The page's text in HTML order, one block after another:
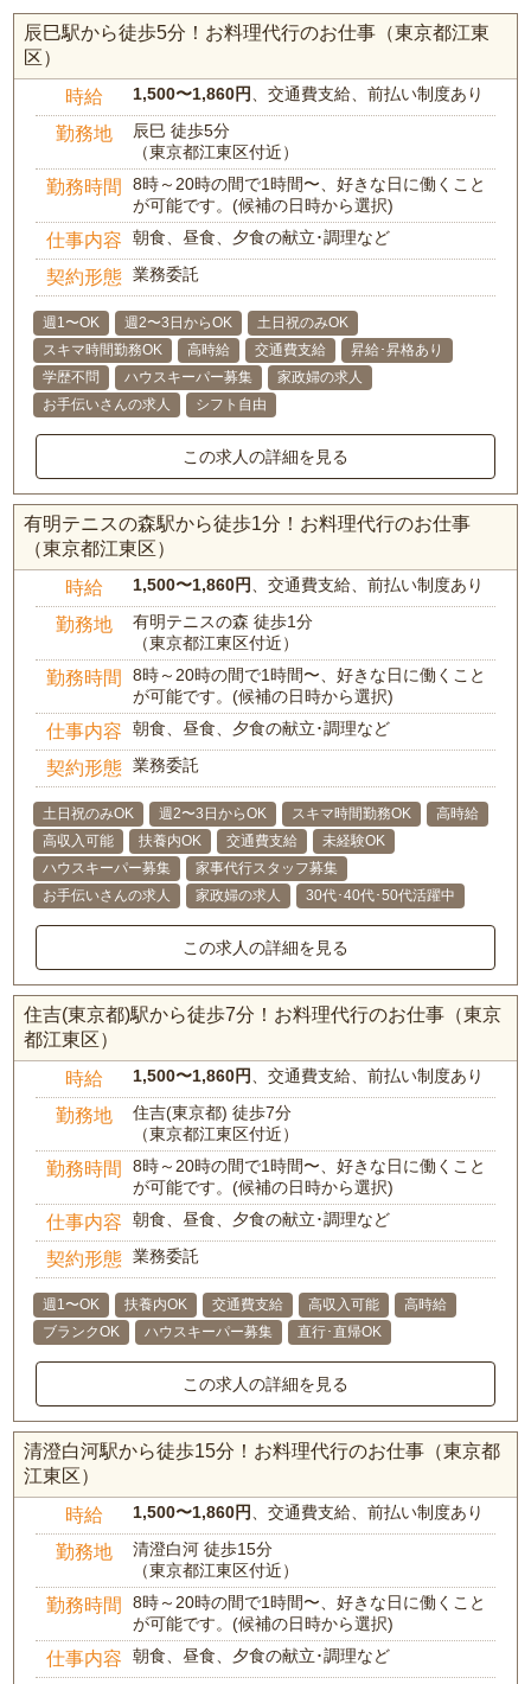
辰巳駅から徒歩5分！お料理代行のお仕事（東京都江東
区）
時給 1,500〜1,860円 、交通費支給、前払い制度あり
勤務地
辰巳 徒歩5分
（東京都江東区付近）
勤務時間
8時～20時の間で1時間〜、好きな日に働くこと
が可能です。(候補の日時から選択)
仕事内容 朝食、昼食、夕食の献立･調理など
契約形態 業務委託
週1〜OK 週2〜3日からOK
土日祝のみOK
スキマ時間勤務OK
高時給 交通費支給
昇給･昇格あり
学歴不問
ハウスキーパー募集
家政婦の求人
お手伝いさんの求人
シフト自由
この求人の詳細を見る
有明テニスの森駅から徒歩1分！お料理代行のお仕事
（東京都江東区）
時給 1,500〜1,860円 、交通費支給、前払い制度あり
勤務地
有明テニスの森 徒歩1分
（東京都江東区付近）
勤務時間
8時～20時の間で1時間〜、好きな日に働くこと
が可能です。(候補の日時から選択)
仕事内容 朝食、昼食、夕食の献立･調理など
契約形態 業務委託
土日祝のみOK 週2〜3日からOK スキマ時間勤務OK
高時給
高収入可能
扶養内OK 交通費支給
未経験OK
ハウスキーパー募集
家事代行スタッフ募集
お手伝いさんの求人
家政婦の求人 30代･40代･50代活躍中
この求人の詳細を見る
住吉(東京都)駅から徒歩7分！お料理代行のお仕事（東京
都江東区）
時給 1,500〜1,860円 、交通費支給、前払い制度あり
勤務地
住吉(東京都) 徒歩7分
（東京都江東区付近）
勤務時間
8時～20時の間で1時間〜、好きな日に働くこと
が可能です。(候補の日時から選択)
仕事内容 朝食、昼食、夕食の献立･調理など
契約形態 業務委託
週1〜OK 扶養内OK 交通費支給 高収入可能
高時給
ブランクOK
ハウスキーパー募集 直行･直帰OK
この求人の詳細を見る
清澄白河駅から徒歩15分！お料理代行のお仕事（東京都
江東区）
時給 1,500〜1,860円 、交通費支給、前払い制度あり
勤務地
清澄白河 徒歩15分
（東京都江東区付近）
勤務時間
8時～20時の間で1時間〜、好きな日に働くこと
が可能です。(候補の日時から選択)
仕事内容
朝食、昼食、夕食の献立･調理など